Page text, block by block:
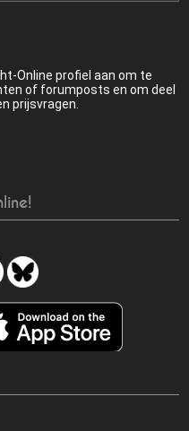
Online profiel aan om te
of forumposts en om deel
prijsvragen.